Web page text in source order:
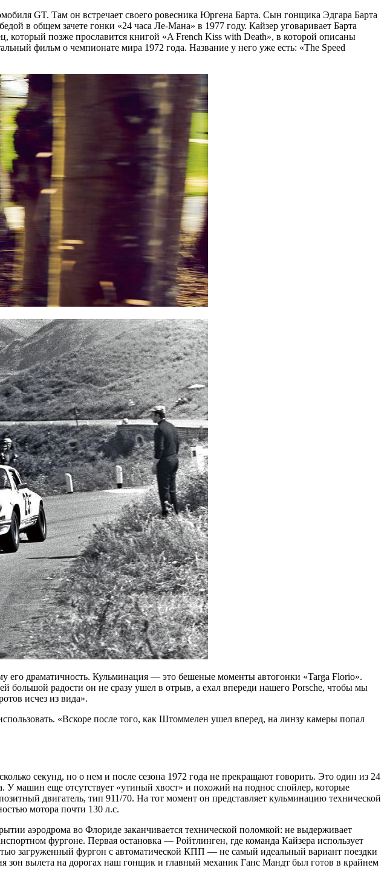
GT. Там он встречает своего ровесника Юргена Барта. Сын гонщика Эдгара Барта
в общем зачете гонки «24 часа Ле-Мана» в 1977 году. Кайзер уговаривает Барта
который позже прославится книгой «A French Kiss with Death», в которой описаны
фильм о чемпионате мира 1972 года. Название у него уже есть: «The Speed
драматичность. Кульминация — это бешеные моменты автогонки «Targa Florio».
радости он не сразу ушел в отрыв, а ехал впереди нашего Porsche, чтобы мы
исчез из вида».
«Вскоре после того, как Штоммелен ушел вперед, на линзу камеры попал
секунд, но о нем и после сезона 1972 года не прекращают говорить. Это один из 24
машин еще отсутствует «утиный хвост» и похожий на поднос спойлер, которые
двигатель, тип 911/70. На тот момент он представляет кульминацию технической
мотора почти 130 л.с.
аэродрома во Флориде заканчивается технической поломкой: не выдерживает
фургоне. Первая остановка — Ройтлинген, где команда Кайзера использует
загруженный фургон с автоматической КПП — не самый идеальный вариант поездки
вылета на дорогах наш гонщик и главный механик Ганс Мандт был готов в крайнем